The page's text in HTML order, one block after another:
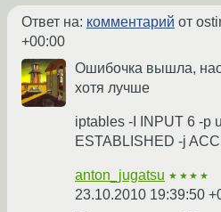
Ответ на: комментарий от
+00:00
Ошибочка вышла,
хотя лучше
iptables -I INPUT 6 -p
ESTABLISHED -j
anton_jugatsu ★★★★
23.10.2010 19:39:50